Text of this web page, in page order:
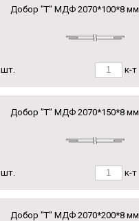
Добор "Т" МДФ 2070*100*8 мм
шт. к-т
Добор "Т" МДФ 2070*150*8 мм
шт. к-т
Добор "Т" МДФ 2070*200*8 мм